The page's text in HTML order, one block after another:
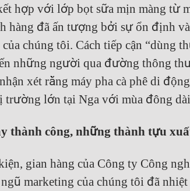
hợp với lớp bọt sữa mịn màng từ
hàng đã ấn tượng bởi sự ổn định
chúng tôi. Cách tiếp cận “dùng
những người qua đường thông
xét rằng máy pha cà phê di
trường lớn tại Nga với mùa đông
thành công, những thành tựu
gian hàng của Công ty Công
marketing của chúng tôi đã